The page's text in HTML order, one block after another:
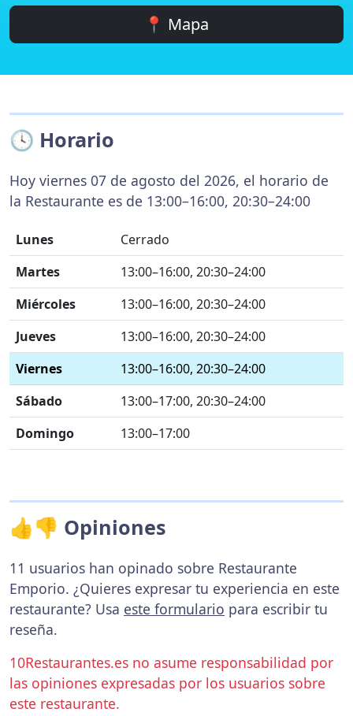
📍 Mapa
🕓 Horario
Hoy viernes 07 de agosto del 2026, el horario de
la Restaurante es de 13:00–16:00, 20:30–24:00
Lunes
Cerrado
Martes
13:00–16:00, 20:30–24:00
Miércoles
13:00–16:00, 20:30–24:00
Jueves
13:00–16:00, 20:30–24:00
Viernes
13:00–16:00, 20:30–24:00
Sábado
13:00–17:00, 20:30–24:00
Domingo
13:00–17:00
👍👎 Opiniones
11 usuarios han opinado sobre Restaurante
Emporio. ¿Quieres expresar tu experiencia en este
restaurante? Usa este formulario para escribir tu
reseña.
10Restaurantes.es no asume responsabilidad por
las opiniones expresadas por los usuarios sobre
este restaurante.